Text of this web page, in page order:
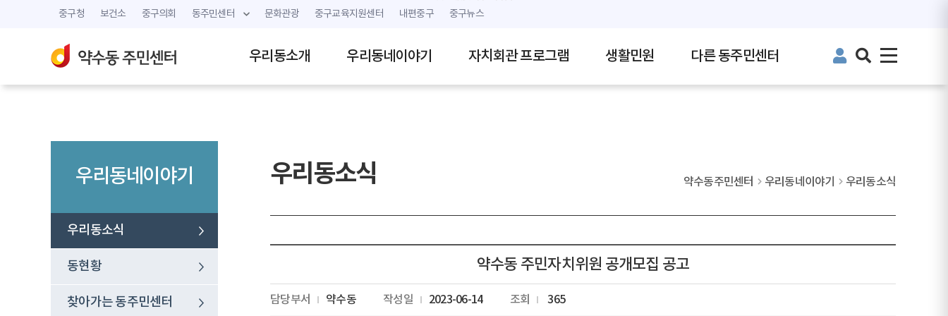
중구청 보건소 중구의회 동주민센터 문화관광 중구교육지원센터 내편중구 중구뉴스
우리동소개 우리동네이야기 자치회관 프로그램 생활민원 다른 동주민센터
우리동네이야기
우리동소식
동현황
찾아가는 동주민센터
우리동소식 약수동주민센터 우리동네이야기 우리동소식
약수동 주민자치위원 공개모집 공고
담당부서 약수동 작성일 2023-06-14 조회 365